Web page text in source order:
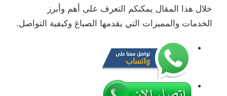
خلال هذا المقال يمكنكم التعرف على أهم وأبرز
الخدمات والمميزات التي يقدمها الصباغ وكيفية التواصل.